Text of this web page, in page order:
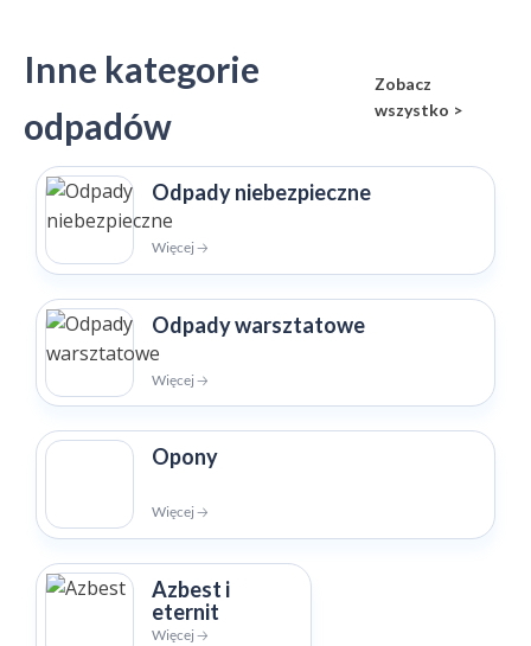
Inne kategorie
odpadów
Zobacz
wszystko >
Odpady niebezpieczne
Więcej 🡢
Odpady warsztatowe
Więcej 🡢
Opony
Więcej 🡢
Azbest i
eternit
Więcej 🡢